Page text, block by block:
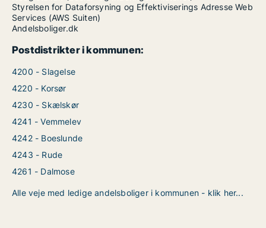
Styrelsen for Dataforsyning og Effektiviserings Adresse Web
Services (AWS Suiten)
Andelsboliger.dk
Postdistrikter i kommunen:
4200 - Slagelse
4220 - Korsør
4230 - Skælskør
4241 - Vemmelev
4242 - Boeslunde
4243 - Rude
4261 - Dalmose
Alle veje med ledige andelsboliger i kommunen - klik her...